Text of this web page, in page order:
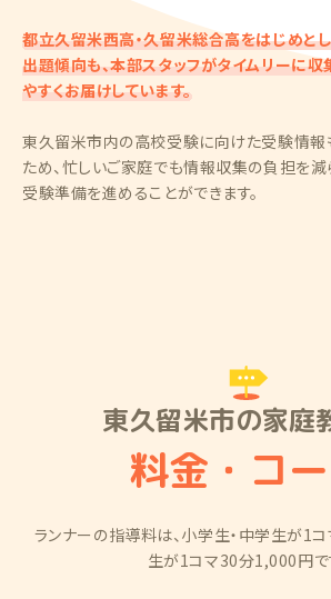
都立久留米西高・久留米総合高をはじめと
出題傾向も、本部スタッフがタイムリーに収
やすくお届けしています。
東久留米市内の高校受験に向けた受験情報
ため、忙しいご家庭でも情報収集の負担を減
受験準備を進めることができます。
東久留米市の家庭
料金・コ
ランナーの指導料は、小学生・中学生が1
生が1コマ30分1,000円で